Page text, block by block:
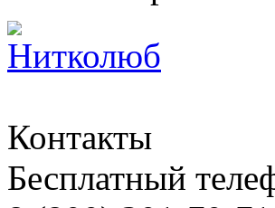
Контакты
Бесплатный